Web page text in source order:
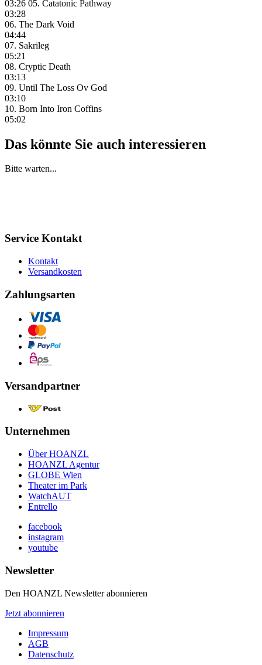
03:26 05. Catatonic Pathway
03:28
06. The Dark Void
04:44
07. Sakrileg
05:21
08. Cryptic Death
03:13
09. Until The Loss Ov God
03:10
10. Born Into Iron Coffins
05:02
Das könnte Sie auch interessieren
Bitte warten...
Service Kontakt
Kontakt
Versandkosten
Zahlungsarten
Versandpartner
Unternehmen
Über HOANZL
HOANZL Agentur
GLOBE Wien
Theater im Park
WatchAUT
Entrello
facebook
instagram
youtube
Newsletter
Den HOANZL Newsletter abonnieren
Jetzt abonnieren
Impressum
AGB
Datenschutz